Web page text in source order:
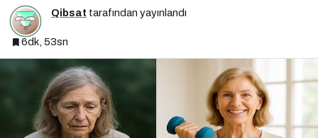
Qibsat tarafından yayınlandı
6dk, 53sn